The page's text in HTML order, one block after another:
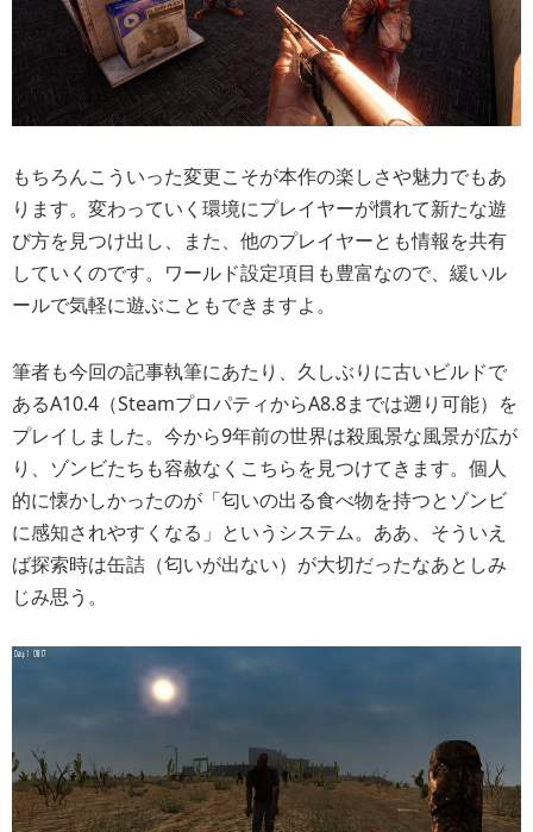
もちろんこういった変更こそが本作の楽しさや魅力でもあ
ります。変わっていく環境にプレイヤーが慣れて新たな遊
び方を見つけ出し、また、他のプレイヤーとも情報を共有
していくのです。ワールド設定項目も豊富なので、緩いル
ールで気軽に遊ぶこともできますよ。
筆者も今回の記事執筆にあたり、久しぶりに古いビルドで
あるA10.4（SteamプロパティからA8.8までは遡り可能）を
プレイしました。今から9年前の世界は殺風景な風景が広が
り、ゾンビたちも容赦なくこちらを見つけてきます。個人
的に懐かしかったのが「匂いの出る食べ物を持つとゾンビ
に感知されやすくなる」というシステム。ああ、そういえ
ば探索時は缶詰（匂いが出ない）が大切だったなあとしみ
じみ思う。